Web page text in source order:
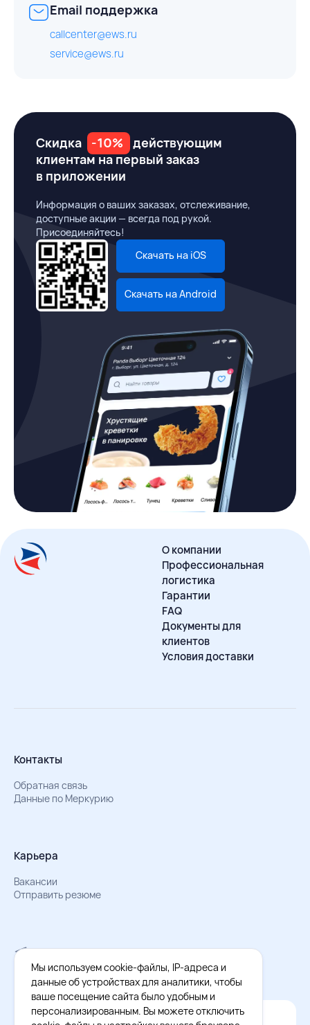
Email поддержка
callcenter@ews.ru
service@ews.ru
Скидка -10%
действующим
клиентам на первый заказ
в приложении
Информация о ваших заказах, отслеживание,
доступные акции — всегда под рукой.
Присоединяйтесь!
Скачать на iOS
Скачать на Android
О компании
Профессиональная
логистика
Гарантии
FAQ
Документы для
клиентов
Условия доставки
Контакты
Обратная связь
Данные по Меркурию
Карьера
Вакансии
Отправить резюме
Мы в Телеграм
Документы об обработке персональных данных
Охрана труда – результаты СОУТ
Официальное приложение Восток - Запад
Мы используем cookie-файлы, IP-адреса и
данные об устройствах для аналитики, чтобы
ваше посещение сайта было удобным и
персонализированным. Вы можете отключить